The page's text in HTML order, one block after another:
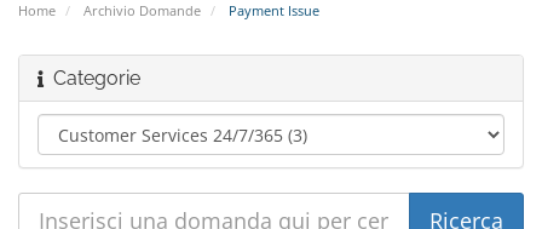
Home Archivio Domande Payment Issue
Categorie